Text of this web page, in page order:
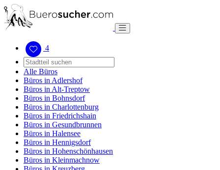
4
Alle Büros
Büros in Adlershof
Büros in Alt-Treptow
Büros in Bohnsdorf
Büros in Charlottenburg
Büros in Friedrichshain
Büros in Gesundbrunnen
Büros in Halensee
Büros in Hennigsdorf
Büros in Hohenschönhausen
Büros in Kleinmachnow